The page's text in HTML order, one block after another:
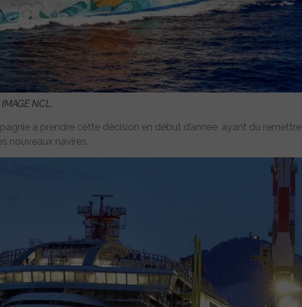
NCL.
a prendre cette décision en début d’année, ayant du remettre
nouveaux navires.